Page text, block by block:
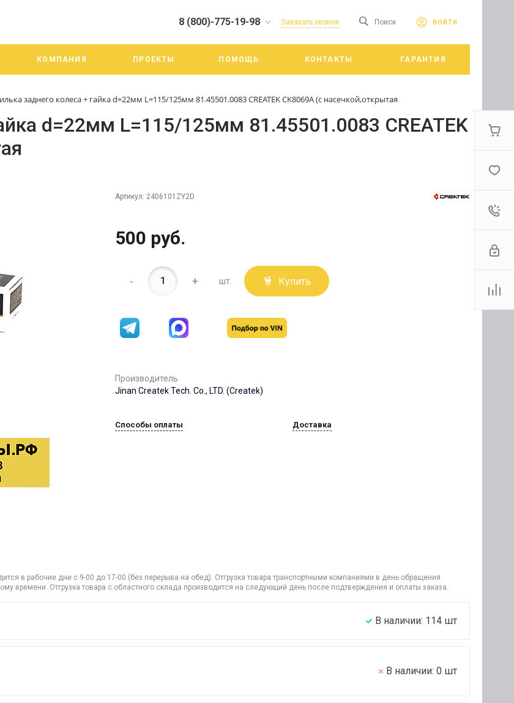
третьими лицами, для анализа событий на нашем веб-сайте. Продолжая
Более подробные сведения смотрите в Политике конфиденциальности
Принять
8 (800)-775-19-98
г. Челябинск ул. Троицкий
тракт 20А/3
Cб-Вс: Выходной
Заказать звонок Поиск ВОЙТИ
КОМПАНИЯ ПРОЕКТЫ ПОМОЩЬ КОНТАКТЫ ГАРАНТИЯ
заднего колеса + гайка d=22мм L=115/125мм 81.45501.0083 CREATEK CK8069A (с наcечкой,открытая
d=22мм L=115/125мм 81.45501.0083 CREATEK
Артикул: 2406101ZY2D
500 руб.
- + шт. Купить
Производитель
Jinan Createk Tech. Co., LTD. (Createk)
Способы оплаты Доставка
в рабочие дни с 9-00 до 17-00 (без перерыва на обед). Отгрузка товара транспортными компаниями в день обращения
времени. Отгрузка товара с областного склада производится на следующий день после подтверждения и оплаты заказа.
В наличии: 114 шт
В наличии: 0 шт